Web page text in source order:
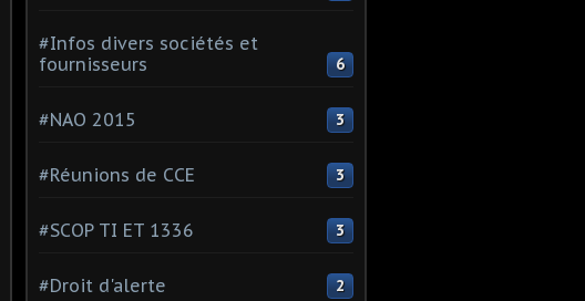
#Infos divers sociétés et
fournisseurs
6
#NAO 2015 3
#Réunions de CCE 3
#SCOP TI ET 1336 3
#Droit d'alerte 2